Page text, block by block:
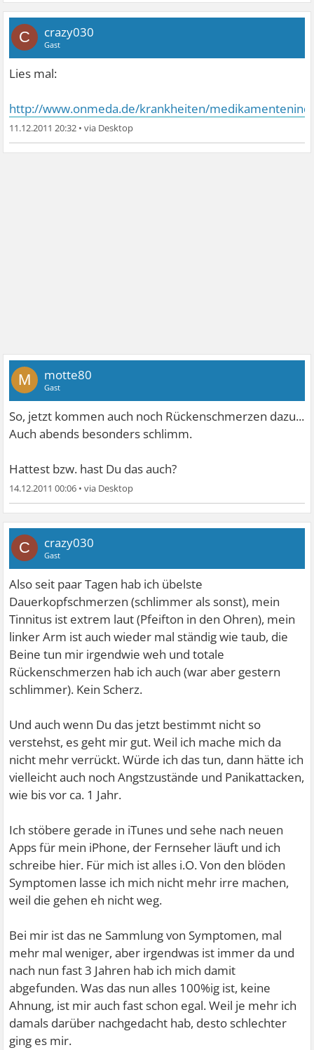
C crazy030
Gast
Lies mal:
http://www.onmeda.de/krankheiten/
11.12.2011 20:32 •
M motte80
Gast
So, jetzt kommen auch noch Rückenschmerzen dazu...
Auch abends besonders schlimm.
Hattest bzw. hast Du das auch?
14.12.2011 00:06 •
C crazy030
Gast
Also seit paar Tagen hab ich übelste
Dauerkopfschmerzen (schlimmer als sonst), mein
Tinnitus ist extrem laut (Pfeifton in den Ohren), mein
linker Arm ist auch wieder mal ständig wie taub, die
Beine tun mir irgendwie weh und totale
Rückenschmerzen hab ich auch (war aber gestern
schlimmer). Kein Scherz.
Und auch wenn Du das jetzt bestimmt nicht so
verstehst, es geht mir gut.Weil ich mache mich da
nicht mehr verrückt. Würde ich das tun, dann hätte ich
vielleicht auch noch Angstzustände und Panikattacken,
wie bis vor ca. 1 Jahr.
Ich stöbere gerade in iTunes und sehe nach neuen
Apps für mein iPhone, der Fernseher läuft und ich
schreibe hier. Für mich ist alles i.O. Von den blöden
Symptomen lasse ich mich nicht mehr irre machen,
weil die gehen eh nicht weg.
Bei mir ist das ne Sammlung von Symptomen, mal
mehr mal weniger, aber irgendwas ist immer da und
nach nun fast 3 Jahren hab ich mich damit
abgefunden. Was das nun alles 100%ig ist, keine
Ahnung, ist mir auch fast schon egal. Weil je mehr ich
damals darüber nachgedacht hab, desto schlechter
ging es mir.